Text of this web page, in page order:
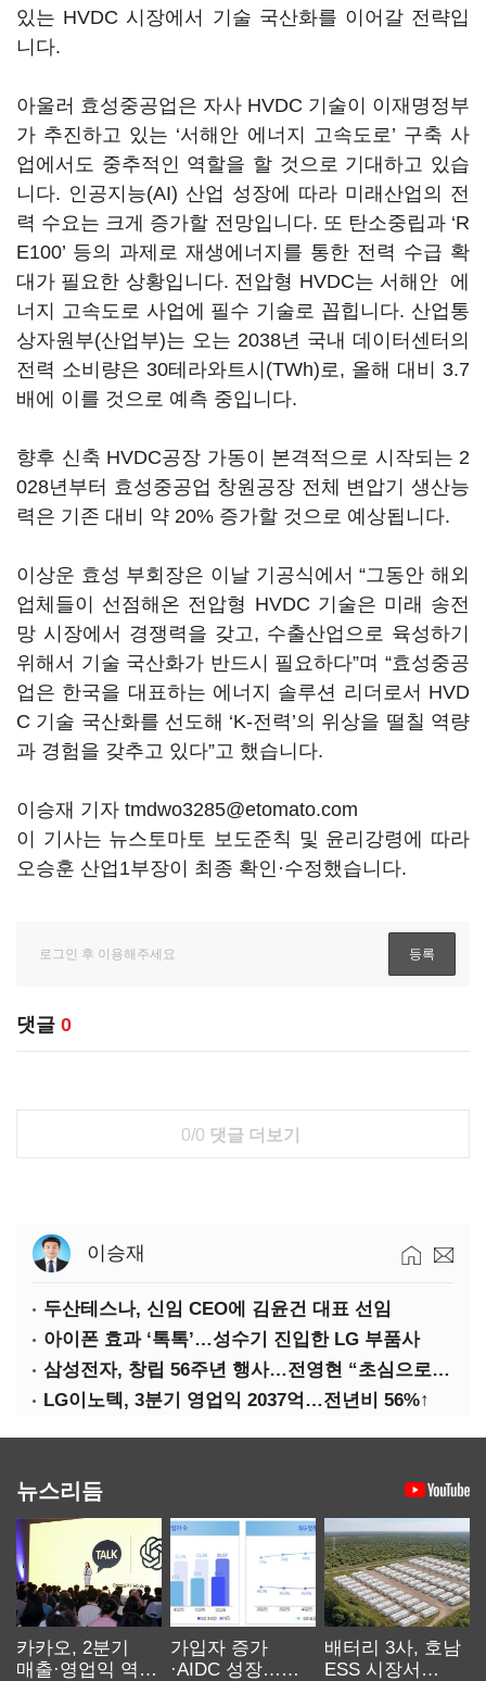
있는 HVDC 시장에서 기술 국산화를 이어갈 전략입
니다.
아울러 효성중공업은 자사 HVDC 기술이 이재명정부
가 추진하고 있는 ‘서해안 에너지 고속도로’ 구축 사
업에서도 중추적인 역할을 할 것으로 기대하고 있습
니다. 인공지능(AI) 산업 성장에 따라 미래산업의 전
력 수요는 크게 증가할 전망입니다. 또 탄소중립과 ‘R
E100’ 등의 과제로 재생에너지를 통한 전력 수급 확
대가 필요한 상황입니다. 전압형 HVDC는 서해안 에
너지 고속도로 사업에 필수 기술로 꼽힙니다. 산업통
상자원부(산업부)는 오는 2038년 국내 데이터센터의
전력 소비량은 30테라와트시(TWh)로, 올해 대비 3.7
배에 이를 것으로 예측 중입니다.
향후 신축 HVDC공장 가동이 본격적으로 시작되는 2
028년부터 효성중공업 창원공장 전체 변압기 생산능
력은 기존 대비 약 20% 증가할 것으로 예상됩니다.
이상운 효성 부회장은 이날 기공식에서 “그동안 해외
업체들이 선점해온 전압형 HVDC 기술은 미래 송전
망 시장에서 경쟁력을 갖고, 수출산업으로 육성하기
위해서 기술 국산화가 반드시 필요하다”며 “효성중공
업은 한국을 대표하는 에너지 솔루션 리더로서 HVD
C 기술 국산화를 선도해 ‘K-전력’의 위상을 떨칠 역량
과 경험을 갖추고 있다”고 했습니다.
이승재 기자 tmdwo3285@etomato.com
이 기사는 뉴스토마토 보도준칙 및 윤리강령에 따라
오승훈 산업1부장이 최종 확인·수정했습니다.
댓글 0
0/0 댓글 더보기
이승재
두산테스나, 신임 CEO에 김윤건 대표 선임
아이폰 효과 ‘톡톡’…성수기 진입한 LG 부품사
삼성전자, 창립 56주년 행사…전영현 “초심으로 경쟁력 회복해야”
LG이노텍, 3분기 영업익 2037억…전년비 56%↑
뉴스리듬
카카오, 2분기
매출·영업익 역대
가입자 증가
·AIDC 성장…
배터리 3사, 호남
ESS 시장서